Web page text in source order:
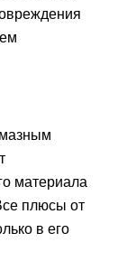
материала
плюсы от
в его